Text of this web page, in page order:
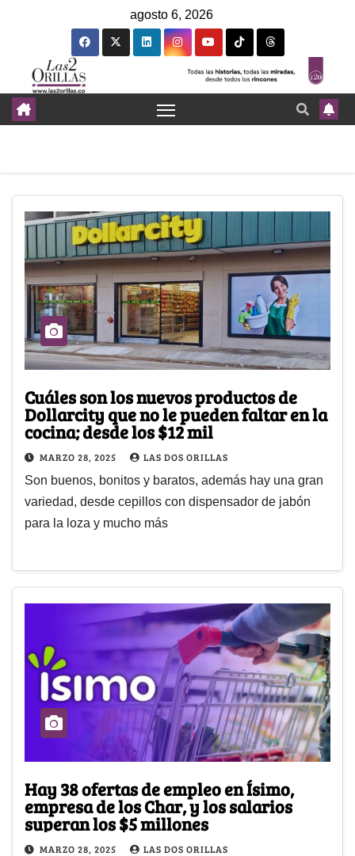
agosto 6, 2026
Cuáles son los nuevos productos de
Dollarcity que no le pueden faltar en la
cocina; desde los $12 mil
MARZO 28, 2025 LAS DOS ORILLAS
Son buenos, bonitos y baratos, además hay una gran
variedad, desde cepillos con dispensador de jabón
para la loza y mucho más
Hay 38 ofertas de empleo en Ísimo,
empresa de los Char, y los salarios
superan los $5 millones
MARZO 28, 2025 LAS DOS ORILLAS